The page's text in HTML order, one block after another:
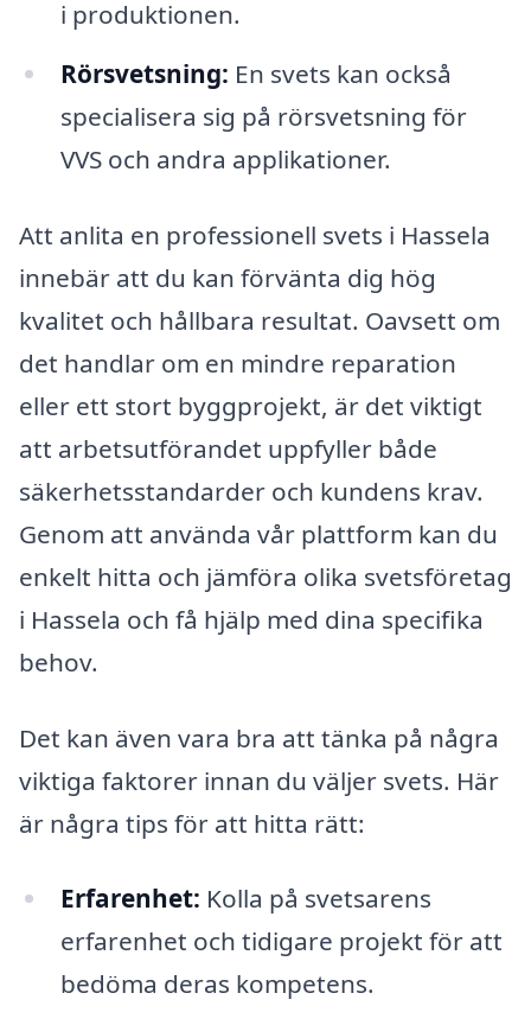
i produktionen.
Rörsvetsning: En svets kan också
specialisera sig på rörsvetsning för
VVS och andra applikationer.
Att anlita en professionell svets i Hassela
innebär att du kan förvänta dig hög
kvalitet och hållbara resultat. Oavsett om
det handlar om en mindre reparation
eller ett stort byggprojekt, är det viktigt
att arbetsutförandet uppfyller både
säkerhetsstandarder och kundens krav.
Genom att använda vår plattform kan du
enkelt hitta och jämföra olika svetsföretag
i Hassela och få hjälp med dina specifika
behov.
Det kan även vara bra att tänka på några
viktiga faktorer innan du väljer svets. Här
är några tips för att hitta rätt:
Erfarenhet: Kolla på svetsarens
erfarenhet och tidigare projekt för att
bedöma deras kompetens.